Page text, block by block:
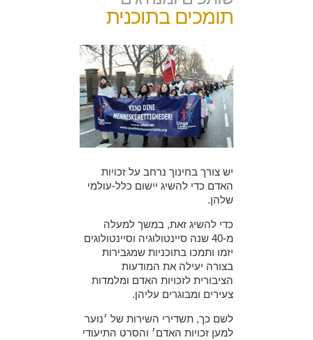
תומכים בתוכנית
יש צורך בחינוך נרחב על זכויות
האדם כדי להשיג יישום כלל-עולמי
שלהן.
כדי להשיג זאת, במשך למעלה
מ-40 שנה סיינטולוגיה וסיינטולוגים
יזמו ותמכו בתוכניות שמגבירות
בצורה יעילה את המודעות
הציבורית לזכויות האדם ומלמדות
צעירים ומבוגרים עליהן.
לשם כך, תשדירי השירות של ׳נוער
למען זכויות האדם׳ והסרט התיעודי